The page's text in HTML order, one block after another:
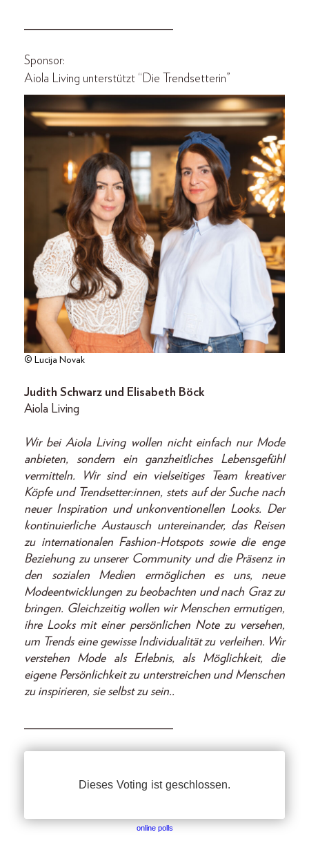
________________________
Sponsor:
Aiola Living unterstützt “Die Trendsetterin”
© Lucija Novak
Judith Schwarz und Elisabeth Böck
Aiola Living
Wir bei Aiola Living wollen nicht einfach nur Mode
anbieten, sondern ein ganzheitliches Lebensgefühl
vermitteln. Wir sind ein vielseitiges Team kreativer
Köpfe und Trendsetter:innen, stets auf der Suche nach
neuer Inspiration und unkonventionellen Looks. Der
kontinuierliche Austausch untereinander, das Reisen
zu internationalen Fashion-­Hotspots sowie die enge
Beziehung zu unserer Community und die Präsenz in
den sozialen Medien ermöglichen es uns, neue
Modeentwicklungen zu beobachten und nach Graz zu
bringen. Gleichzeitig wollen wir Menschen ermutigen,
ihre Looks mit einer persönlichen Note zu versehen,
um Trends eine gewisse Individualität zu verleihen. Wir
verstehen Mode als Erlebnis, als Möglichkeit, die
eigene Persönlichkeit zu unterstreichen und Menschen
zu inspirieren, sie selbst zu sein..
________________________
online polls